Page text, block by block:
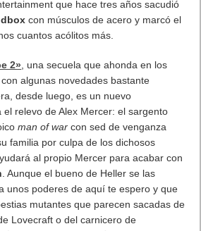
que hace tres años sacudió
con músculos de acero y marcó el
cuantos acólitos más.
2», una secuela que ahonda en los
algunas novedades bastante
desde luego, es un nuevo
relevo de Alex Mercer: el sargento
man of war con sed de venganza
familia por culpa de los dichosos
al propio Mercer para acabar con
. Aunque el bueno de Heller se las
unos poderes de aquí te espero y que
mutantes que parecen sacadas de
Lovecraft o del carnicero de